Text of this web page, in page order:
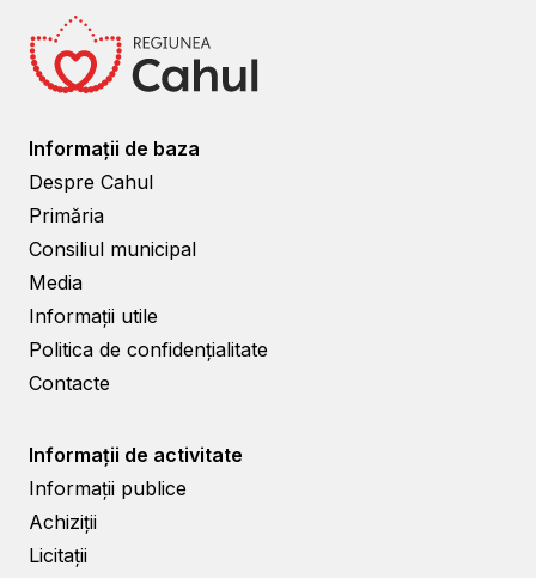
Informații de baza
Despre Cahul
Primăria
Consiliul municipal
Media
Informații utile
Politica de confidențialitate
Contacte
Informații de activitate
Informații publice
Achiziții
Licitații